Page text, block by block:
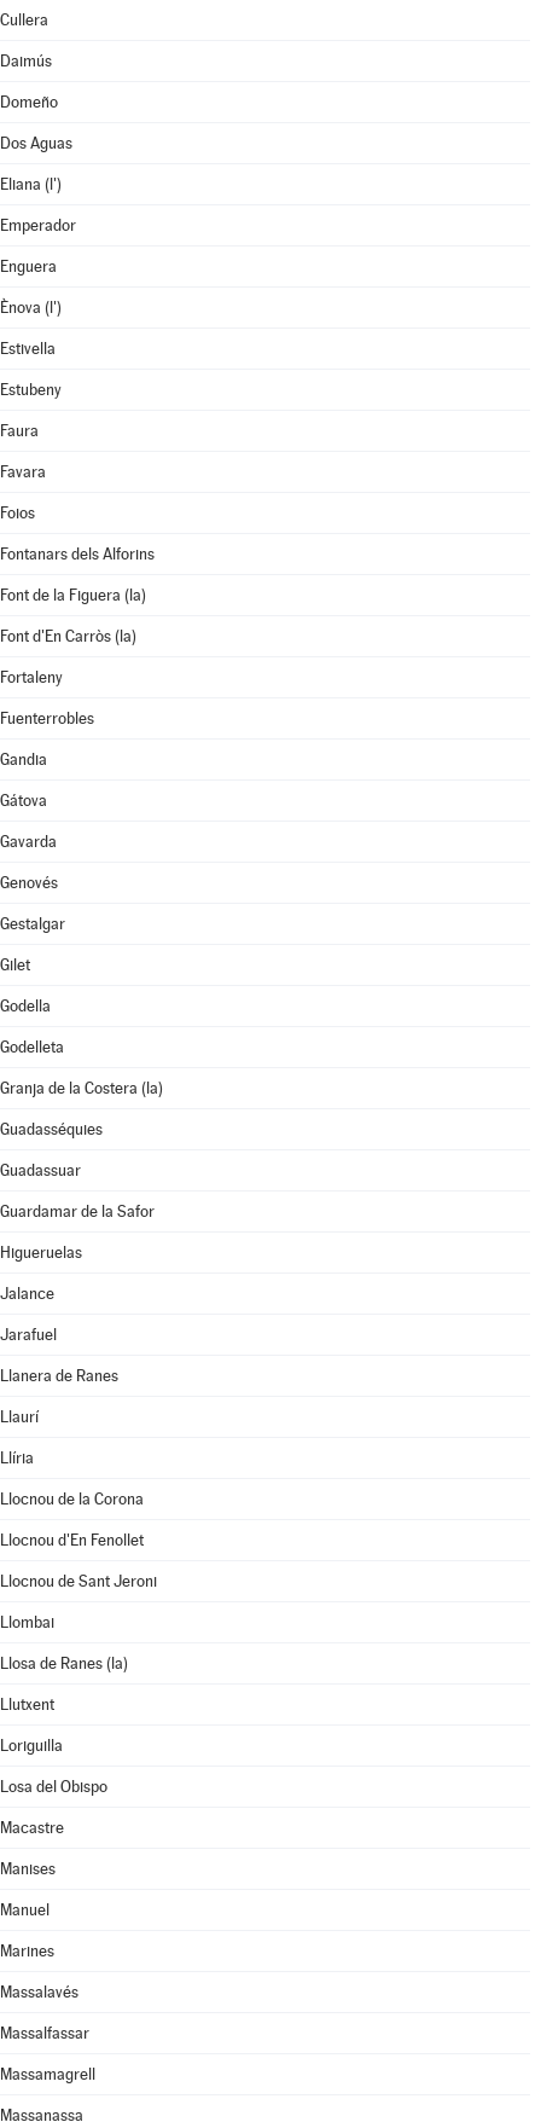
Cullera
Daimús
Domeño
Dos Aguas
Eliana (l')
Emperador
Enguera
Ènova (l')
Estivella
Estubeny
Faura
Favara
Foios
Fontanars dels Alforins
Font de la Figuera (la)
Font d'En Carròs (la)
Fortaleny
Fuenterrobles
Gandia
Gátova
Gavarda
Genovés
Gestalgar
Gilet
Godella
Godelleta
Granja de la Costera (la)
Guadasséquies
Guadassuar
Guardamar de la Safor
Higueruelas
Jalance
Jarafuel
Llanera de Ranes
Llaurí
Llíria
Llocnou de la Corona
Llocnou d'En Fenollet
Llocnou de Sant Jeroni
Llombai
Llosa de Ranes (la)
Llutxent
Loriguilla
Losa del Obispo
Macastre
Manises
Manuel
Marines
Massalavés
Massalfassar
Massamagrell
Massanassa